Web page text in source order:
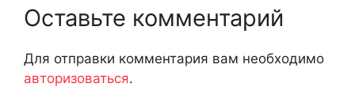
Оставьте комментарий
Для отправки комментария вам необходимо
авторизоваться.